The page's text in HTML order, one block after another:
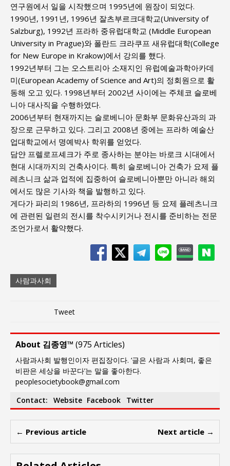
연구원에서 일을 시작했으며 1995년에 원장이 되었다.
1990년, 1991년, 1996년 잘츠부르크대학교(University of
Salzburg), 1992년 프라하 중유럽대학교 (Middle European
University in Prague)와 폴란드 크라쿠프 새유럽대학(College
for New Europe in Krakow)에서 강의를 했다.
1992년부터 그는 오스트리아 소재지인 유럽예술과학아카데
미(European Academy of Science and Art)의 정회원으로 활
동해 오고 있다. 1998년부터 2002년 사이에는 주체코 슬로베
니아 대사직을 수행하였다.
2006년부터 현재까지는 슬로베니아 문화부 문화유산과의 과
장으로 근무하고 있다. 그리고 2008년 중에는 프라하 예술산
업대학교에서 명예박사 학위를 얻었다.
담얀 프렐로프셰크가 주로 종사하는 분야는 바로크 시대에서
현대 시대까지의 건축사이다. 특히 슬로베니아 건축가 요제 플
레츠니크 삶과 업적에 집중하여 슬로베니아뿐만 아니라 해외
에서도 많은 기사와 책을 발행하고 있다.
게다가 파리의 1986년, 프라하의 1996년 등 요제 플레츠니크
에 관련된 일련의 전시를 착수시키거나 전시를 준비하는 전문
조언가로서 활약했다.
사람과사회
Tweet
About 김종영™ (975 Articles)
사람과사회 발행인이자 편집장이다. ‘글은 사람과 사회며, 좋은
비판은 세상을 바꾼다’는 말을 좋아한다.
peoplesocietybook@gmail.com
Contact:
Website Facebook Twitter
← Previous article Next article →